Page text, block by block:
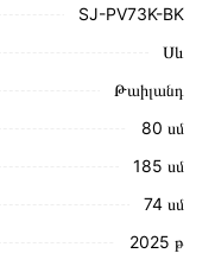
SJ-PV73K-BK
Սև
Թաիլանդ
80 սմ
185 սմ
74 սմ
2025 թ